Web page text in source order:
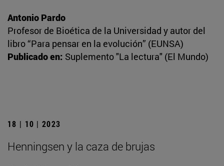
Antonio Pardo
Profesor de Bioética de la Universidad y autor del
libro “Para pensar en la evolución” (EUNSA)
Publicado en: Suplemento "La lectura" (El Mundo)
18 | 10 | 2023
Henningsen y la caza de brujas